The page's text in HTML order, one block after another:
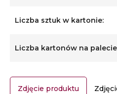
Liczba sztuk w kartonie:
Liczba kartonów na
Zdjęcie produktu